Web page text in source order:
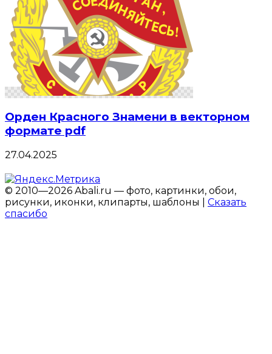
Орден Красного Знамени в векторном
формате pdf
27.04.2025
© 2010—2026 Abali.ru — фото, картинки, обои,
рисунки, иконки, клипарты, шаблоны | Сказать
спасибо